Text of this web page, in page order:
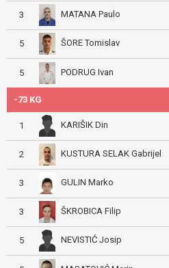
3 MATANA Paulo
5 ŠORE Tomislav
5 PODRUG Ivan
-73 KG
1 KARIŠIK Din
2 KUSTURA SELAK Gabrijel
3 GULIN Marko
3 ŠKROBICA Filip
5 NEVISTIĆ Josip